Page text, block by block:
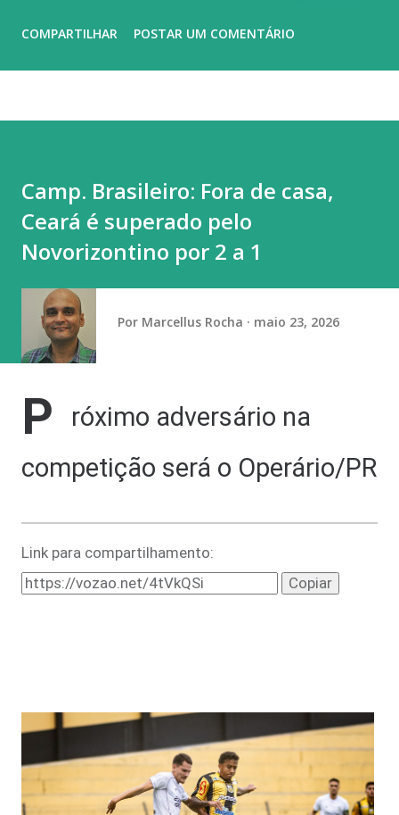
Alexandre de Moraes, do Supremo Tribunal Federal (STF)
suspendeu todas as visitas a Bolsonaro, com a exceção da
equipe médica e de advogados. A medida foi tomada diante
do descumprimento das condições para a prisão domiciliar,
afirmou ministro. A proibição das visitas ocorreu após o
senador Flávio Bolsonaro (PL-RJ), candidato à Presidência
nas eleições deste ano, ter publicado nas redes sociais uma
carta manuscrita assinada pelo pai...
COMPARTILHAR POSTAR UM COMENTÁRIO
Camp. Brasileiro: Fora de casa,
Ceará é superado pelo
Novorizontino por 2 a 1
Por Marcellus Rocha maio 23, 2026
P
róximo adversário na
competição será o Operário/PR
Link para compartilhamento:
Copiar